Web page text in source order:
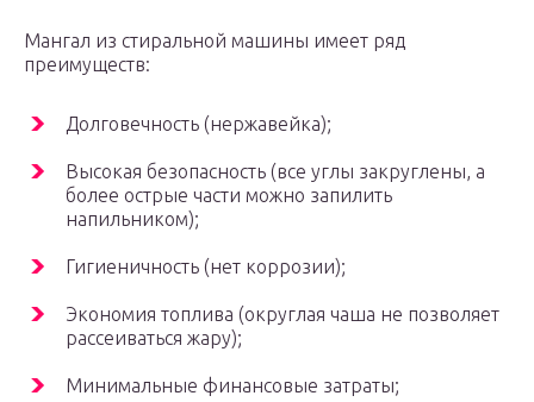
Мангал из стиральной машины имеет ряд
преимуществ:
Долговечность (нержавейка);
Высокая безопасность (все углы закруглены, а
более острые части можно запилить
напильником);
Гигиеничность (нет коррозии);
Экономия топлива (округлая чаша не позволяет
рассеиваться жару);
Минимальные финансовые затраты;